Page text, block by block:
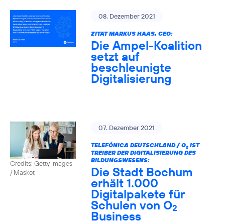
08. Dezember 2021
ZITAT MARKUS HAAS, CEO:
Die Ampel-Koalition
setzt auf
beschleunigte
Digitalisierung
Credits: Getty Images
/ Maskot
07. Dezember 2021
TELEFÓNICA DEUTSCHLAND / O2IST
TREIBER DER DIGITALISIERUNG DES
BILDUNGSWESENS:
Die Stadt Bochum
erhält 1.000
Digitalpakete für
Schulen von O2
Business